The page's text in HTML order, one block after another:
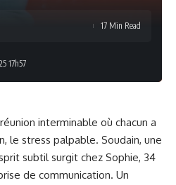
17h57
17 Min Read
interminable où chacun a
le stress palpable. Soudain, une
subtil surgit chez Sophie, 34
de communication. Un